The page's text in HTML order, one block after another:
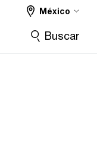
México
Buscar